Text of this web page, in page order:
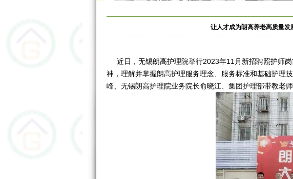
让人才成为朗高养老高质量
近日，无锡朗高护理院举行2023年11月新招聘照护师
神，理解并掌握朗高护理服务理念、服务标准和基础护理
峰、无锡朗高护理院业务院长俞晓江、集团护理部带教老